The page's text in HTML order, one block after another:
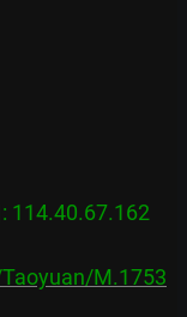
114.40.67.162
M.1753